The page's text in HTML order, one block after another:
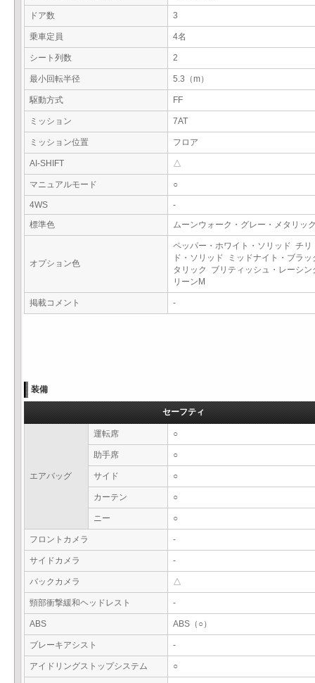
ドア数 3
乗車定員 4名
シート列数 2
最小回転半径 5.3（m）
駆動方式 FF
ミッション 7AT
ミッション位置 フロア
AI-SHIFT △
マニュアルモード ○
4WS
-
標準色
ムーンウォーク・グレー・メタリッ
オプション色
ペッパー・ホワイト・ソリッド チリ
ド・ソリッド ミッドナイト・ブラッ
タリック ブリティッシュ・レーシン
リーンM
掲載コメント -
装備
セーフティ
エアバッグ
運転席 ○
助手席 ○
サイド ○
カーテン ○
ニー ○
フロントカメラ -
サイドカメラ -
バックカメラ △
頸部衝撃緩和ヘッドレスト -
ABS ABS（○）
ブレーキアシスト -
アイドリングストップシステム ○